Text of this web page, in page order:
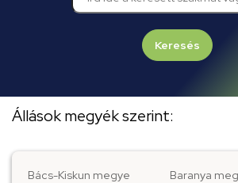
Keresés
Állások megyék szerint:
Bács-Kiskun megye
Baranya